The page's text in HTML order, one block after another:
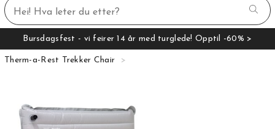
Bursdagsfest - vi feirer 14 år med turglede! Opptil -60% >
Therm-a-Rest Trekker Chair